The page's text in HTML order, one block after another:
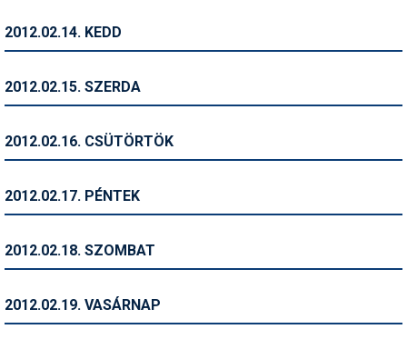
Símánia
Síoktatás
Síszerviz
Sítechnika
Snowboard
Snowboardfelszerelés
2012.02.14. KEDD
2012.02.15. SZERDA
2012.02.16. CSÜTÖRTÖK
2012.02.17. PÉNTEK
2012.02.18. SZOMBAT
2012.02.19. VASÁRNAP